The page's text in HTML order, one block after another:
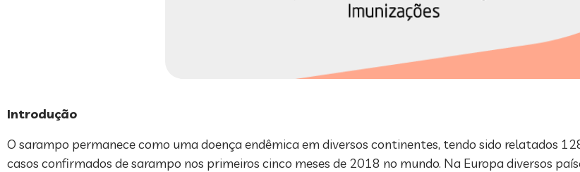
Introdução
O sarampo permanece como uma doença endêmica em diversos continentes, tendo sido relatados
casos confirmados de sarampo nos primeiros cinco meses de 2018 no mundo. Na Europa diversos